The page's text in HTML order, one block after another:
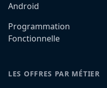
Android
Programmation
Fonctionnelle
LES OFFRES PAR MÉTIER